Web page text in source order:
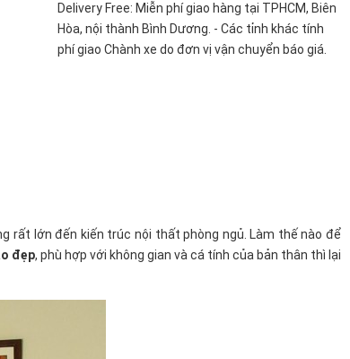
Delivery Free: Miễn phí giao hàng tại TPHCM, Biên
Hòa, nội thành Bình Dương. - Các tỉnh khác tính
phí giao Chành xe do đơn vị vận chuyển báo giá.
rất lớn đến kiến trúc nội thất phòng ngủ. Làm thế nào để
đẹp, phù hợp với không gian và cá tính của bản thân thì lại